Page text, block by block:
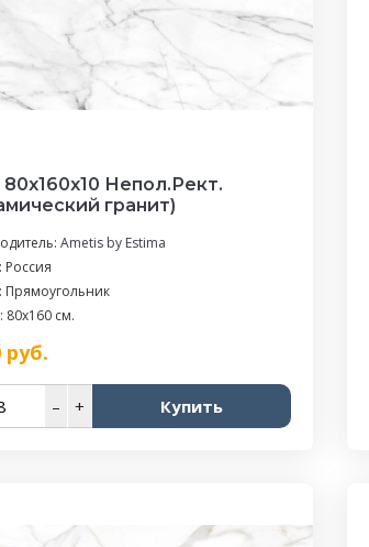
80x160x10 Непол.Рект.
гранит)
Ametis by Estima
Россия
80x160 см.
руб.
– + Купить